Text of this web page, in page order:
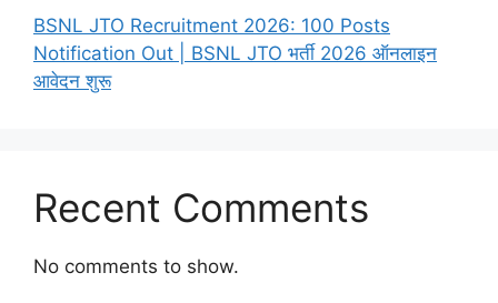
BSNL JTO Recruitment 2026: 100 Posts
Notification Out | BSNL JTO भर्ती 2026 ऑनलाइन
आवेदन शुरू
Recent Comments
No comments to show.